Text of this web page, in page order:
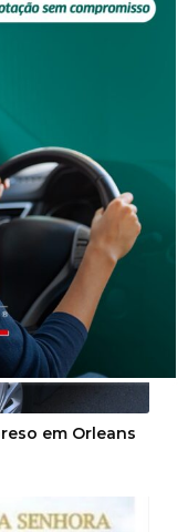
prisão de três
em Orleans